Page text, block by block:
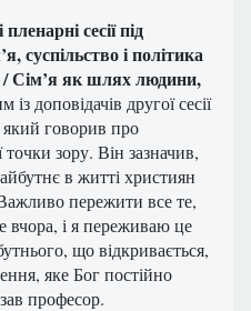
сесії під
суспільство і політика
/ Сім’я як шлях людини,
із доповідачів другої сесії
говорив про
точки зору. Він зазначив,
в житті християн
пережити все те,
і я переживаю це
що відкривається,
яке Бог постійно
професор.